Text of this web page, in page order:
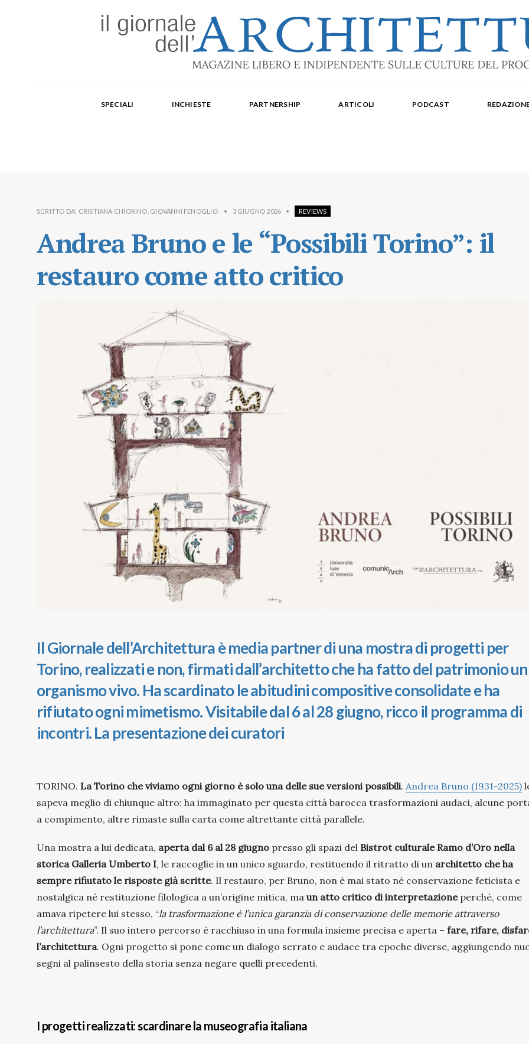
Paola Repellino, Veronica Rodenigo, Cecilia Rosa, Ubaldo Spina. Editore Delegato per The Architectural Post: Luca Gibello.
SPECIALI INCHIESTE PARTNERSHIP ARTICOLI PODCAST
SCRITTO DA: CRISTIANA CHIORINO GIOVANNI FENOGLIO • 3 GIUGNO 2026 • REVIEWS
Andrea Bruno e le “Possibili Torino”: il
restauro come atto critico
Il Giornale dell’Architettura è media partner di una mostra di progetti per
Torino, realizzati e non, firmati dall’architetto che ha fatto del patrimonio un
organismo vivo. Ha scardinato le abitudini compositive consolidate e ha
rifiutato ogni mimetismo. Visitabile dal 6 al 28 giugno, ricco il programma di
incontri. La presentazione dei curatori
TORINO. La Torino che viviamo ogni giorno è solo una delle sue versioni possibili. Andrea Bruno (1931-2025)
sapeva meglio di chiunque altro: ha immaginato per questa città barocca trasformazioni audaci, alcune
a compimento, altre rimaste sulla carta come altrettante città parallele.
Una mostra a lui dedicata, aperta dal 6 al 28 giugno presso gli spazi del Bistrot culturale Ramo d’Oro nella
storica Galleria Umberto I, le raccoglie in un unico sguardo, restituendo il ritratto di un architetto che ha
sempre rifiutato le risposte già scritte. Il restauro, per Bruno, non è mai stato né conservazione feticista e
nostalgica né restituzione filologica a un’origine mitica, ma un atto critico di interpretazione perché, come
amava ripetere lui stesso, “la trasformazione è l’unica garanzia di conservazione delle memorie attraverso
l’architettura”. Il suo intero percorso è racchiuso in una formula insieme precisa e aperta – fare, rifare,
l’architettura. Ogni progetto si pone come un dialogo serrato e audace tra epoche diverse, aggiungendo
segni al palinsesto della storia senza negare quelli precedenti.
I progetti realizzati: scardinare la museografia italiana